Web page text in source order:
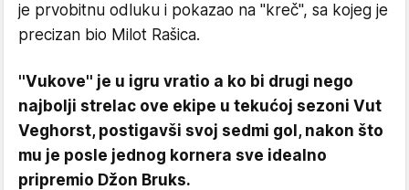
je prvobitnu odluku i pokazao na ''kreč'', sa kojeg je
precizan bio Milot Rašica.
''Vukove'' je u igru vratio a ko bi drugi nego
najbolji strelac ove ekipe u tekućoj sezoni Vut
Veghorst, postigavši svoj sedmi gol, nakon što
mu je posle jednog kornera sve idealno
pripremio Džon Bruks.